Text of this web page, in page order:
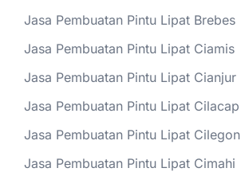
Jasa Pembuatan Pintu Lipat Brebes
Jasa Pembuatan Pintu Lipat Ciamis
Jasa Pembuatan Pintu Lipat Cianjur
Jasa Pembuatan Pintu Lipat Cilacap
Jasa Pembuatan Pintu Lipat Cilegon
Jasa Pembuatan Pintu Lipat Cimahi